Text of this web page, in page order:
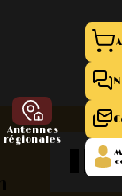
Antennes
régionales